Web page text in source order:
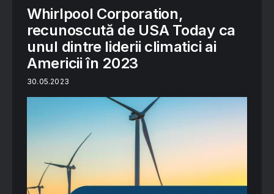
Whirlpool Corporation,
recunoscută de USA Today ca
unul dintre liderii climatici ai
Americii în 2023
30.05.2023